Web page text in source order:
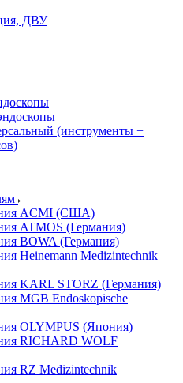
ДВУ
(инструменты +
ACMI (США)
ATMOS (Германия)
BOWA (Германия)
Heinemann Medizintechnik
KARL STORZ (Германия)
MGB Endoskopische
OLYMPUS (Япония)
RICHARD WOLF
RZ Medizintechnik